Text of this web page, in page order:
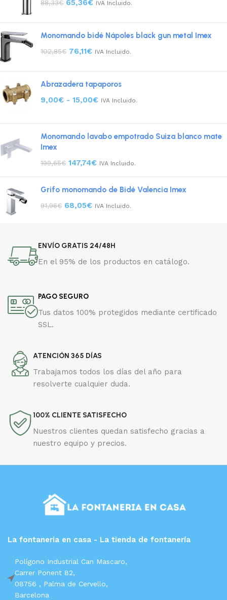
88,33€ 65,36€ IVA Incluido.
Monomando bidé Nápoles black gun metal Imex
102,85€ 76,11€ IVA Incluido.
Abrazadera tapaporos
9,00€ - 15,00€ IVA Incluido.
Monomando lavabo empotrado Suiza blanco mate
Imex
199,65€ 147,74€ IVA Incluido.
Grifo monomando de Bidé Valencia Imex
91,96€ 68,05€ IVA Incluido.
ENVÍO GRATIS 24/48H
En el 95% de los productos en catálogo.
PAGO SEGURO
Tus datos 100% protegidos mediante certificado
SSL.
ATENCIÓN 365 DÍAS
Trabajamos todos los días del año para
resolverte cualquier duda.
100% CLIENTE SATISFECHO
Nuestros clientes quedan satisfecho gracias a
nuestro equipo y precios.
La fontaneria en casa - La tienda de fontanería
Polígono Industrial Can Mascaro,
Carrer Ponent 82,
08756 , Palma de Cervello,
Barcelona